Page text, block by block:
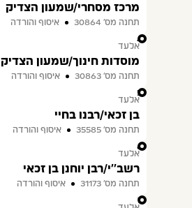
מרכז מסחרי/שמעון הצדיק
תחנה מס׳ 30864 איסוף והורדה
4
אלעד
מוסדות חינוך/שמעון הצדיק
תחנה מס׳ 30863 איסוף והורדה
5
אלעד
בן זכאי/רבנו בחיי
תחנה מס׳ 35585 איסוף והורדה
6
אלעד
רשב''י/רבן יוחנן בן זכאי
תחנה מס׳ 31173 איסוף והורדה
7